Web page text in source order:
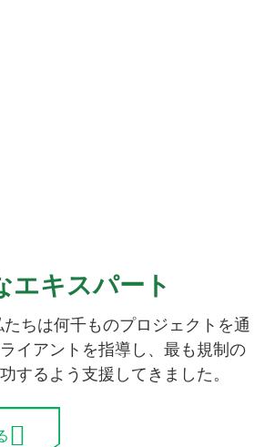
エキスパート
ちは何千ものプロジェクトを通
イアントを指導し、最も規制の
するよう支援してきました。